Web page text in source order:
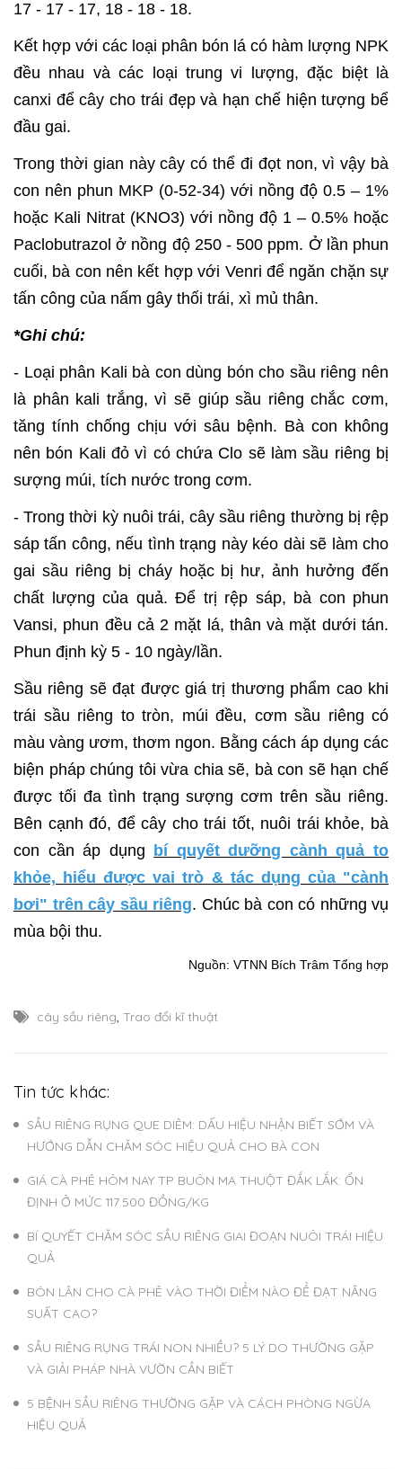
17 - 17 - 17, 18 - 18 - 18.
Kết hợp với các loại phân bón lá có hàm lượng NPK
đều nhau và các loại trung vi lượng, đặc biệt là
canxi để cây cho trái đẹp và hạn chế hiện tượng bể
đầu gai.
Trong thời gian này cây có thể đi đọt non, vì vậy bà
con nên phun MKP (0-52-34) với nồng độ 0.5 – 1%
hoặc Kali Nitrat (KNO3) với nồng độ 1 – 0.5% hoặc
Paclobutrazol ở nồng độ 250 - 500 ppm. Ở lần phun
cuối, bà con nên kết hợp với Venri để ngăn chặn sự
tấn công của nấm gây thối trái, xì mủ thân.
*Ghi chú:
- Loại phân Kali bà con dùng bón cho sầu riêng nên
là phân kali trắng, vì sẽ giúp sầu riêng chắc cơm,
tăng tính chống chịu với sâu bệnh. Bà con không
nên bón Kali đỏ vì có chứa Clo sẽ làm sầu riêng bị
sượng múi, tích nước trong cơm.
- Trong thời kỳ nuôi trái, cây sầu riêng thường bị rệp
sáp tấn công, nếu tình trạng này kéo dài sẽ làm cho
gai sầu riêng bị cháy hoặc bị hư, ảnh hưởng đến
chất lượng của quả. Để trị rệp sáp, bà con phun
Vansi, phun đều cả 2 mặt lá, thân và mặt dưới tán.
Phun định kỳ 5 - 10 ngày/lần.
Sầu riêng sẽ đạt được giá trị thương phẩm cao khi
trái sầu riêng to tròn, múi đều, cơm sầu riêng có
màu vàng ươm, thơm ngon. Bằng cách áp dụng các
biện pháp chúng tôi vừa chia sẽ, bà con sẽ hạn chế
được tối đa tình trạng sượng cơm trên sầu riêng.
Bên cạnh đó, để cây cho trái tốt, nuôi trái khỏe, bà
con cần áp dụng
bí quyết dưỡng cành quả to
khỏe, hiểu được vai trò & tác dụng của "cành
bơi" trên cây sầu riêng. Chúc bà con có những vụ
mùa bội thu.
Nguồn: VTNN Bích Trâm Tổng hợp
cây sầu riêng, Trao đổi kĩ thuật
Tin tức khác:
SẦU RIÊNG RỤNG QUE DIÊM: DẤU HIỆU NHẬN BIẾT SỚM VÀ
HƯỚNG DẪN CHĂM SÓC HIỆU QUẢ CHO BÀ CON
GIÁ CÀ PHÊ HÔM NAY TP BUÔN MA THUỘT ĐẮK LẮK: ỔN
ĐỊNH Ở MỨC 117.500 ĐỒNG/KG
BÍ QUYẾT CHĂM SÓC SẦU RIÊNG GIAI ĐOẠN NUÔI TRÁI HIỆU
QUẢ
BÓN LÂN CHO CÀ PHÊ VÀO THỜI ĐIỂM NÀO ĐỂ ĐẠT NĂNG
SUẤT CAO?
SẦU RIÊNG RỤNG TRÁI NON NHIỀU? 5 LÝ DO THƯỜNG GẶP
VÀ GIẢI PHÁP NHÀ VƯỜN CẦN BIẾT
5 BỆNH SẦU RIÊNG THƯỜNG GẶP VÀ CÁCH PHÒNG NGỪA
HIỆU QUẢ